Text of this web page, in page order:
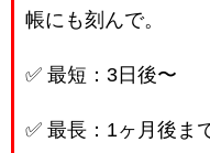
帳にも刻んで。
✅ 最短：3日後〜
✅ 最長：1ヶ月後ま